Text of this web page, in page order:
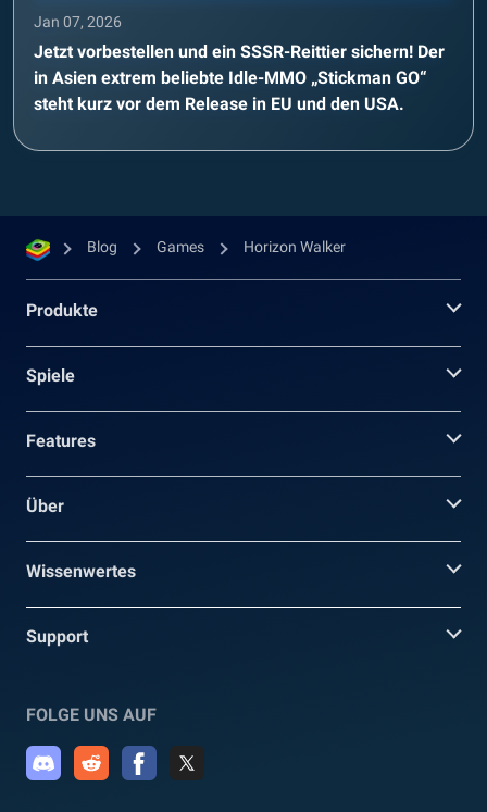
Jan 07, 2026
Jetzt vorbestellen und ein SSSR-Reittier sichern! Der
in Asien extrem beliebte Idle-MMO „Stickman GO“
steht kurz vor dem Release in EU und den USA.
Blog Games Horizon Walker
Produkte
Spiele
Features
Über
Wissenwertes
Support
FOLGE UNS AUF